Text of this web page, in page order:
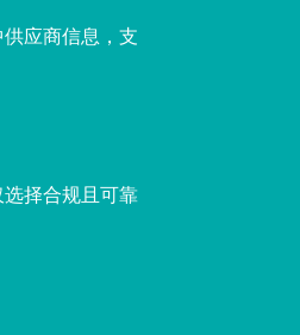
应商信息，支
择合规且可靠